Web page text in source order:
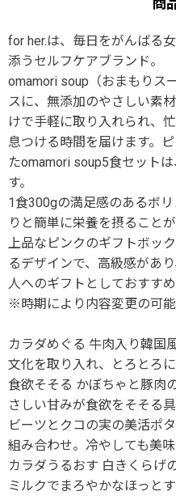
for her.は、毎日をがんばる
添うセルフケアブランド。
omamori soup（おまもりス
スに、無添加のやさしい素
けで手軽に取り入れられ、
息つける時間を届けます。
たomamori soup5食セット
す。
1食300gの満足感のあるボ
りと簡単に栄養を摂ることが
上品なピンクのギフトボッ
るデザインで、高級感があ
人へのギフトとしておすすめ
※時期により内容変更の可能
カラダめぐる 牛肉入り韓国
文化を取り入れ、とろとろ
食欲そそる かぼちゃと豚肉
さしい甘みが食欲をそそる
ビーツとクコの実の美活ポ
組み合わせ。冷やしても美味
カラダうるおす 白きくらげ
ミルクでまろやかなほっとす